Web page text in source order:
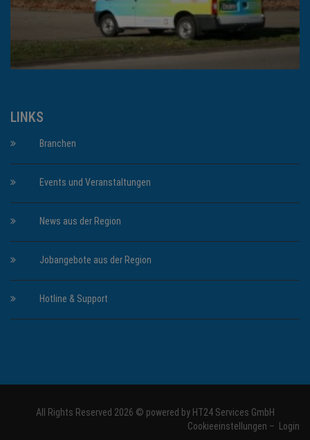
LINKS
Branchen
Events und Veranstaltungen
News aus der Region
Jobangebote aus der Region
Hotline & Support
All Rights Reserved 2026 © powered by HT24 Services GmbH
Cookieeinstellungen – Login